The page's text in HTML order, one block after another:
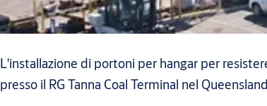
L'installazione di portoni per hangar per
presso il RG Tanna Coal Terminal nel